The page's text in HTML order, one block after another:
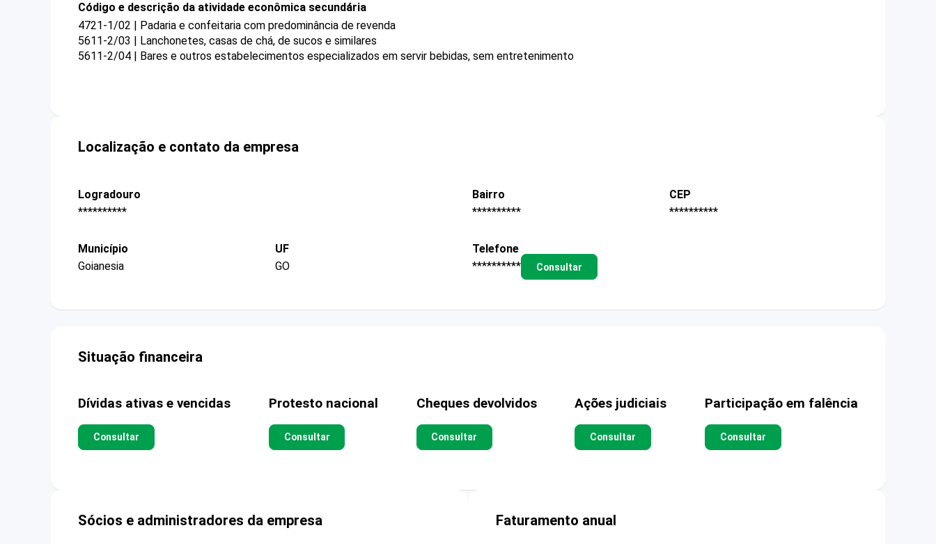
Código e descrição da atividade econômica secundária
4721-1/02 | Padaria e confeitaria com predominância de revenda
5611-2/03 | Lanchonetes, casas de chá, de sucos e similares
5611-2/04 | Bares e outros estabelecimentos especializados em servir bebidas, sem entretenimento
Localização e contato da empresa
Logradouro
**********
Bairro
**********
CEP
**********
Município
Goianesia
UF
GO
Telefone
**********
Consultar
Situação financeira
Dívidas ativas e vencidas
Consultar
Protesto nacional
Consultar
Cheques devolvidos
Consultar
Ações judiciais
Consultar
Participação em falência
Consultar
Sócios e administradores da empresa Faturamento anual